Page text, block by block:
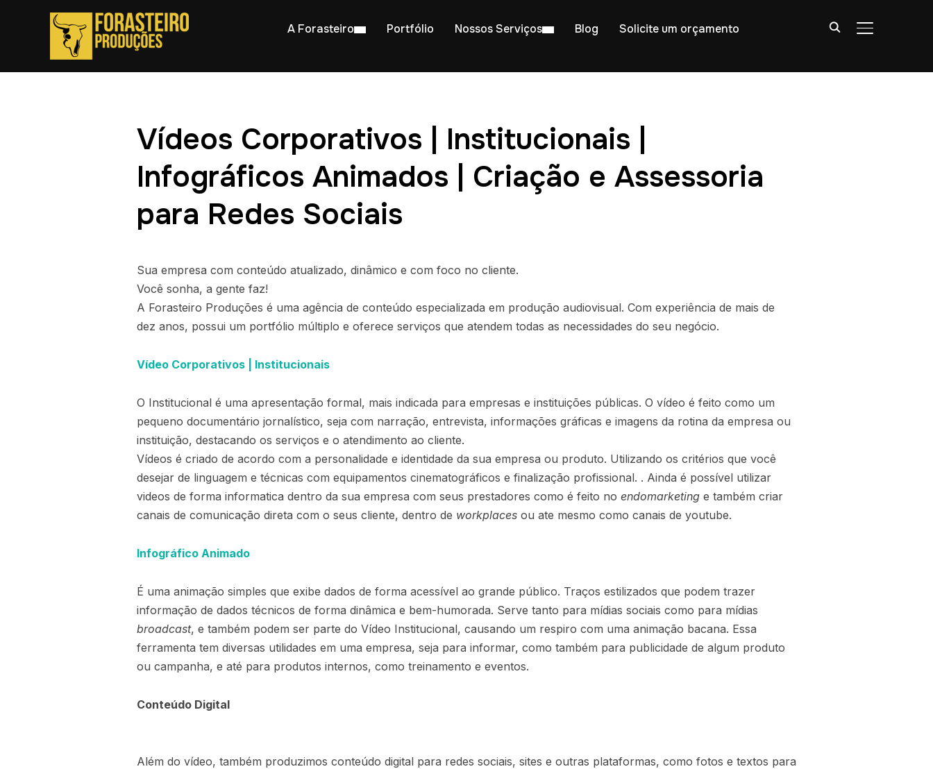
ALTERNAR
A Forasteiro Portfólio Nossos Serviços Blog Solicite um orçamento
Vídeos Corporativos | Institucionais |
Infográficos Animados | Criação e Assessoria
para Redes Sociais
Sua empresa com conteúdo atualizado, dinâmico e com foco no cliente.
Você sonha, a gente faz!
A Forasteiro Produções é uma agência de conteúdo especializada em produção audiovisual. Com experiência de mais de
dez anos, possui um portfólio múltiplo e oferece serviços que atendem todas as necessidades do seu negócio.
Vídeo Corporativos | Institucionais
O Institucional é uma apresentação formal, mais indicada para empresas e instituições públicas. O vídeo é feito como um
pequeno documentário jornalístico, seja com narração, entrevista, informações gráficas e imagens da rotina da empresa ou
instituição, destacando os serviços e o atendimento ao cliente.
Vídeos é criado de acordo com a personalidade e identidade da sua empresa ou produto. Utilizando os critérios que você
desejar de linguagem e técnicas com equipamentos cinematográficos e finalização profissional. . Ainda é possível utilizar
videos de forma informatica dentro da sua empresa com seus prestadores como é feito no endomarketing e também criar
canais de comunicação direta com o seus cliente, dentro de workplaces ou ate mesmo como canais de youtube.
Infográfico Animado
É uma animação simples que exibe dados de forma acessível ao grande público. Traços estilizados que podem trazer
informação de dados técnicos de forma dinâmica e bem-humorada. Serve tanto para mídias sociais como para mídias
broadcast, e também podem ser parte do Vídeo Institucional, causando um respiro com uma animação bacana. Essa
ferramenta tem diversas utilidades em uma empresa, seja para informar, como também para publicidade de algum produto
ou campanha, e até para produtos internos, como treinamento e eventos.
Conteúdo Digital
Além do vídeo, também produzimos conteúdo digital para redes sociais, sites e outras plataformas, como fotos e textos para